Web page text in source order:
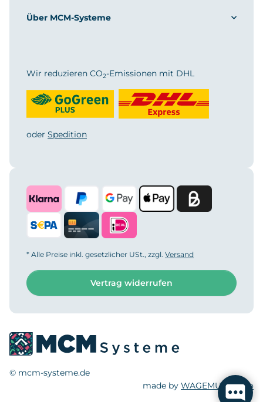
Über MCM-Systeme
Wir reduzieren CO2-Emissionen mit DHL
oder Spedition
* Alle Preise inkl. gesetzlicher USt., zzgl. Versand
Vertrag widerrufen
© mcm-systeme.de
made by WAGEMUT.studio